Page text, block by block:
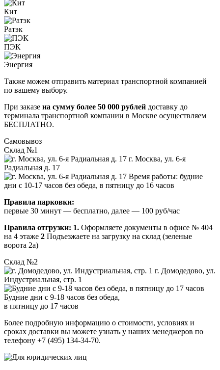
Кит
Ратэк
ПЭК
Энергия
Также можем отправить материал транспортной компанией
по вашему выбору.
При заказе на сумму более 50 000 рублей доставку до
терминала транспортной компании в Москве осуществляем
БЕСПЛАТНО.
Самовывоз
Склад №1
г. Москва, ул. 6-я
Радиальная д. 17
Время работы: будние
дни с 10-17 часов без обеда, в пятницу до 16 часов
Правила парковки:
первые 30 минут — бесплатно, далее — 100 руб/час
Правила отгрузки: 1. Оформляете документы в офисе № 404
на 4 этаже 2 Подъезжаете на загрузку на склад (зеленые
ворота 2а)
Склад №2
г. Домодедово, ул.
Индустриальная, стр. 1
Будние дни с 9-18 часов без обеда,
в пятницу до 17 часов
Более подробную информацию о стоимости, условиях и
сроках доставки вы можете узнать у наших менеджеров по
телефону +7 (495) 134-34-70.